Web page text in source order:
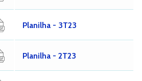
Planilha - 3T23
Planilha - 2T23